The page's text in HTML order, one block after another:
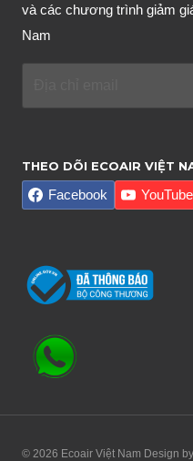
và các chương trình giảm
Nam
THEO DÕI ECOAIR VIỆT
Facebook YouTube
© 2026 Ecoair Việt Nam Design by